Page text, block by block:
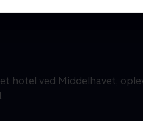
hotel ved Middelhavet,